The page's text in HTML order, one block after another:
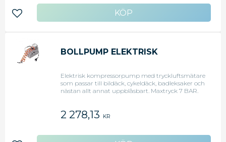
Lägg till i favoriter
BOLLPUMP ELEKTRISK
Elektrisk kompressorpump med tryckluftsmätare
som passar till bildäck, cykeldäck, badleksaker och
nästan allt annat uppblåsbart. Maxtryck 7 BAR.
st bollnippel och 1 st adapter.
2 278,13 KR